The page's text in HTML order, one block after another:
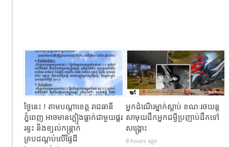
ថ្ងៃនេះ ! តាមបណ្តាខេត្ត រាជធានី
ភ្នំពេញ អាចមានភ្លៀងធ្លាក់ជាមួយផ្គរ
រន្ទះ និងខ្យល់កន្ត្រាក់
គ្របដណ្តប់លើផ្ទៃដី
អ្នកដំណេីរម្នាក់ស្លាប់​ ខណៈ​រថយន្ត
សាមុយដឹកអ្នកជម្ងឺប្រញាប់ដឹកទៅ
សង្គ្រោះ
8 hours ago